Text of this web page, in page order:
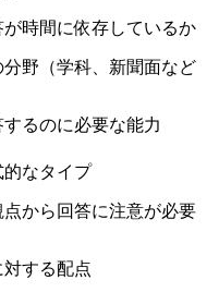
が時間に依存しているか
分野（学科、新聞面など
るのに必要な能力
的なタイプ
から回答に注意が必要
する配点